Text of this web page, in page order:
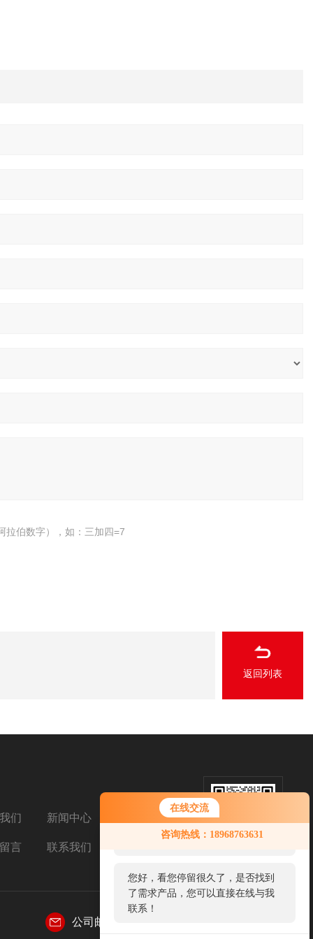
在线交流
咨询热线：18968763631
您好！欢迎前来咨询，很高兴为您
服务，请问您要咨询什么问题呢？
您好，看您停留很久了，是否找到
了需求产品，您可以直接在线与我
联系！
拉伯数字），如：三加四=7
返回列表
们 新闻中心
言 联系我们
公司邮箱：